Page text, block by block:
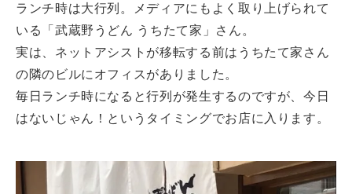
ランチ時は大行列。メディアにもよく取り上げられて
いる「武蔵野うどん うちたて家」さん。
実は、ネットアシストが移転する前はうちたて家さん
の隣のビルにオフィスがありました。
毎日ランチ時になると行列が発生するのですが、今日
はないじゃん！というタイミングでお店に入ります。